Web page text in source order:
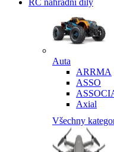
RC náhradní díly
Auta
ARRMA
ASSO
Axial
Všechny